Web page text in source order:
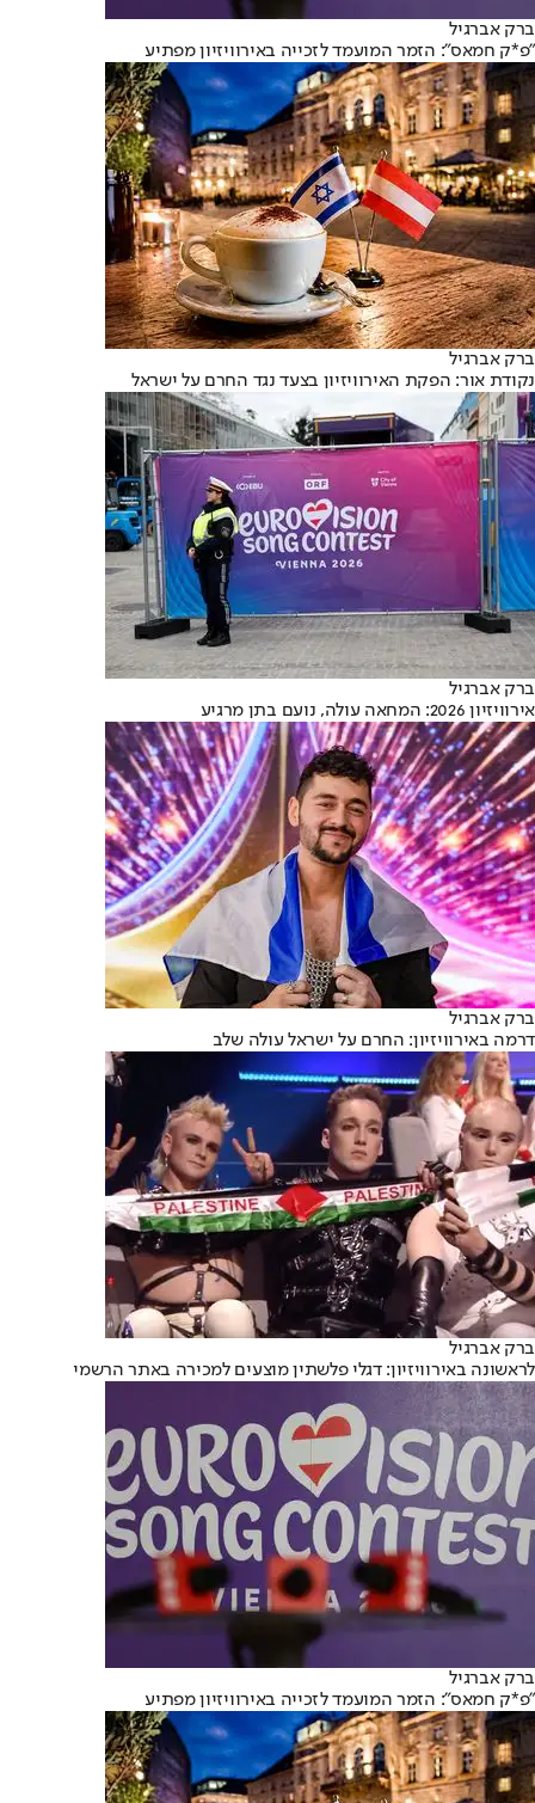
ברק אברגיל
"פ*ק חמאס": הזמר המועמד לזכייה באירוויזיון מפתיע
ברק אברגיל
נקודת אור: הפקת האירוויזיון בצעד נגד החרם על ישראל
ברק אברגיל
אירוויזיון 2026: המחאה עולה, נועם בתן מרגיע
ברק אברגיל
דרמה באירוויזיון: החרם על ישראל עולה שלב
ברק אברגיל
לראשונה באירוויזיון: דגלי פלשתין מוצעים למכירה באתר הרשמי
ברק אברגיל
"פ*ק חמאס": הזמר המועמד לזכייה באירוויזיון מפתיע